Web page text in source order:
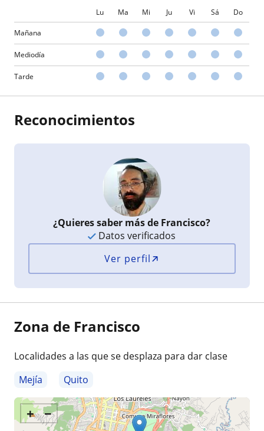
Lu Ma Mi Ju Vi Sá Do
Mañana
Mediodía
Tarde
Reconocimientos
¿Quieres saber más de Francisco?
Datos verificados
Ver perfil
Zona de Francisco
Localidades a las que se desplaza para dar clase
Mejía
Quito
+ −